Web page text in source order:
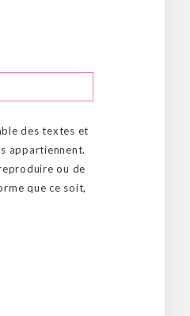
des textes et
appartiennent.
ou de
que ce soit,